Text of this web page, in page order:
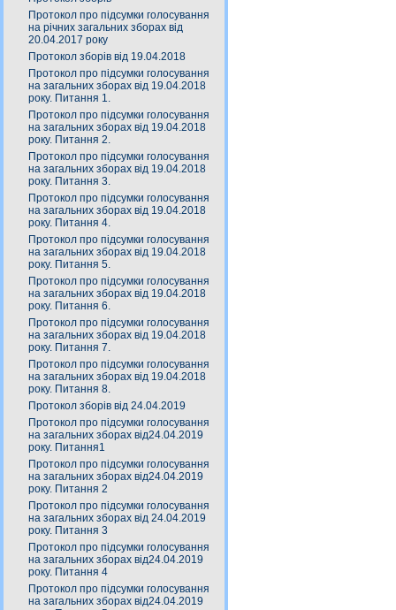
Протокол про підсумки голосування
на річних загальних зборах від
20.04.2017 року
Протокол зборів від 19.04.2018
Протокол про підсумки голосування
на загальних зборах від 19.04.2018
року. Питання 1.
Протокол про підсумки голосування
на загальних зборах від 19.04.2018
року. Питання 2.
Протокол про підсумки голосування
на загальних зборах від 19.04.2018
року. Питання 3.
Протокол про підсумки голосування
на загальних зборах від 19.04.2018
року. Питання 4.
Протокол про підсумки голосування
на загальних зборах від 19.04.2018
року. Питання 5.
Протокол про підсумки голосування
на загальних зборах від 19.04.2018
року. Питання 6.
Протокол про підсумки голосування
на загальних зборах від 19.04.2018
року. Питання 7.
Протокол про підсумки голосування
на загальних зборах від 19.04.2018
року. Питання 8.
Протокол зборів від 24.04.2019
Протокол про підсумки голосування
на загальних зборах від24.04.2019
року. Питання1
Протокол про підсумки голосування
на загальних зборах від24.04.2019
року. Питання 2
Протокол про підсумки голосування
на загальних зборах від 24.04.2019
року. Питання 3
Протокол про підсумки голосування
на загальних зборах від24.04.2019
року. Питання 4
Протокол про підсумки голосування
на загальних зборах від24.04.2019